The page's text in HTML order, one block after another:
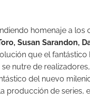
homenaje a los
Susan Sarandon,
que el fantástico
nutre de
del nuevo
producción de series,